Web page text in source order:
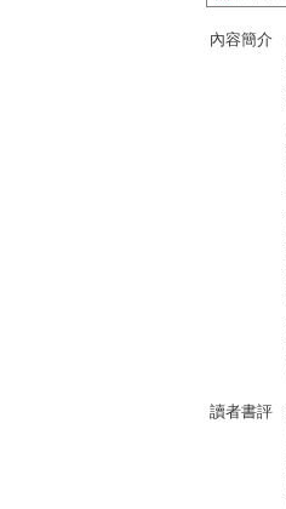
內容簡介
讀者書評